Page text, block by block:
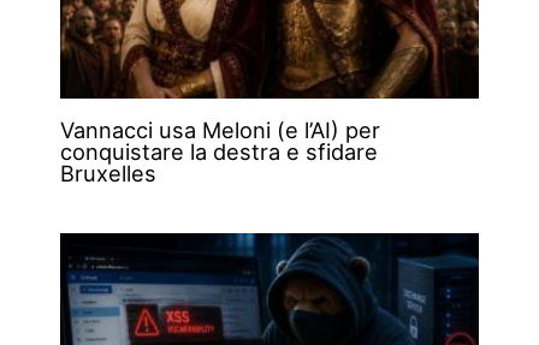
Vannacci usa Meloni (e l’AI) per
conquistare la destra e sfidare
Bruxelles